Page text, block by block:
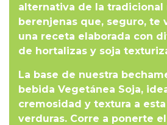
alternativa de la tradicional
berenjenas que, seguro, te
una receta elaborada con
de hortalizas y soja
La base de nuestra
bebida Vegetánea Soja,
cremosidad y textura a
verduras. Corre a ponerte